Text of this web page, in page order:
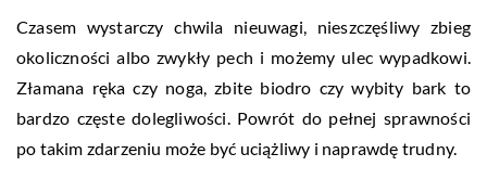
Czasem wystarczy chwila nieuwagi, nieszczęśliwy zbieg
okoliczności albo zwykły pech i możemy ulec wypadkowi.
Złamana ręka czy noga, zbite biodro czy wybity bark to
bardzo częste dolegliwości. Powrót do pełnej sprawności
po takim zdarzeniu może być uciążliwy i naprawdę trudny.